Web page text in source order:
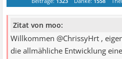
Zitat von moo:
Willkommen @ChrissyHrt ,
die allmähliche Entwicklung